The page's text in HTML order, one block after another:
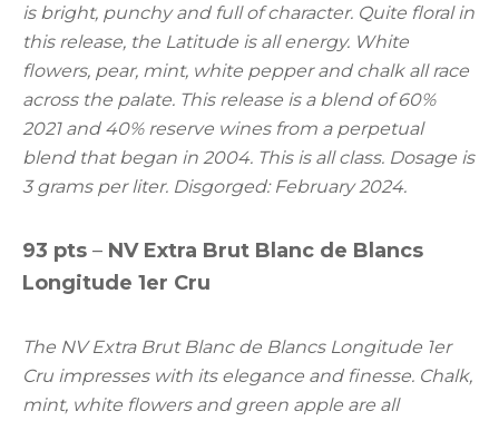
is bright, punchy and full of character. Quite floral in
this release, the Latitude is all energy. White
flowers, pear, mint, white pepper and chalk all race
across the palate. This release is a blend of 60%
2021 and 40% reserve wines from a perpetual
blend that began in 2004. This is all class. Dosage is
3 grams per liter. Disgorged: February 2024.
93 pts – NV Extra Brut Blanc de Blancs
Longitude 1er Cru
The NV Extra Brut Blanc de Blancs Longitude 1er
Cru impresses with its elegance and finesse. Chalk,
mint, white flowers and green apple are all